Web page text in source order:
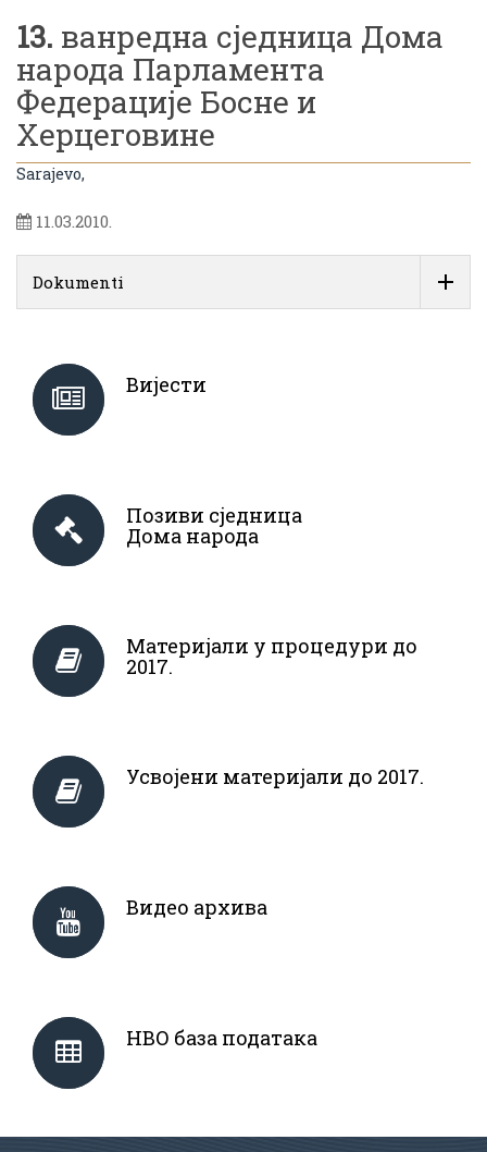
13. ванредна сједница Дома
народа Парламента
Федерације Босне и
Херцеговине
Sarajevo,
11.03.2010.
Dokumenti
Вијести
Позиви сједница
Дома народа
Материјали у процедури до
2017.
Усвојени материјали до 2017.
Видео архива
НВО база података